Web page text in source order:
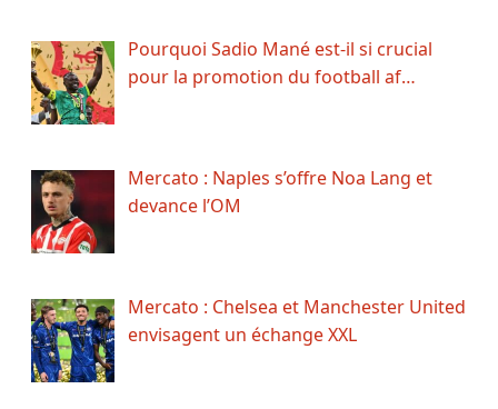
Pourquoi Sadio Mané est-il si crucial
pour la promotion du football af…
Mercato : Naples s’offre Noa Lang et
devance l’OM
Mercato : Chelsea et Manchester United
envisagent un échange XXL